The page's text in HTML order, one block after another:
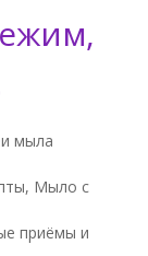
мыла
, Мыло с
приёмы и